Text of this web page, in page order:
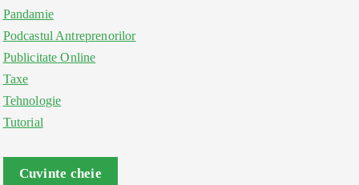
Pandamie
Podcastul Antreprenorilor
Publicitate Online
Taxe
Tehnologie
Tutorial
Cuvinte cheie